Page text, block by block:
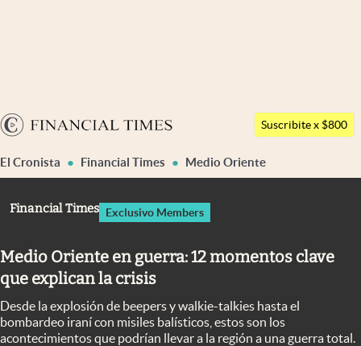
Argentina
Members
Economía y Política
Mercados Online
Negocios
Columnistas
Otras secciones
Apertura
Suscribite x $800
El Cronista Financial Times Medio Oriente
Financial Times Exclusivo Members
Medio Oriente en guerra: 12 momentos clave
que explican la crisis
Desde la explosión de beepers y walkie-talkies hasta el
bombardeo iraní con misiles balísticos, estos son los
acontecimientos que podrían llevar a la región a una guerra total.